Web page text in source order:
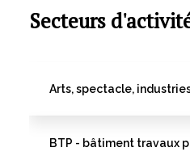
Secteurs
Arts, spectacle,
BTP - bâtiment travaux